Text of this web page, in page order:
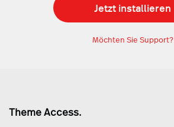
Jetzt installieren
Möchten Sie Support?
Theme Access.